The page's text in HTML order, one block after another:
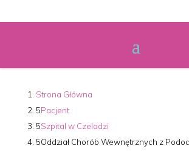
Strona Główna
Pacjent
Szpital w Czeladzi
Oddział Chorób Wewnętrznych z